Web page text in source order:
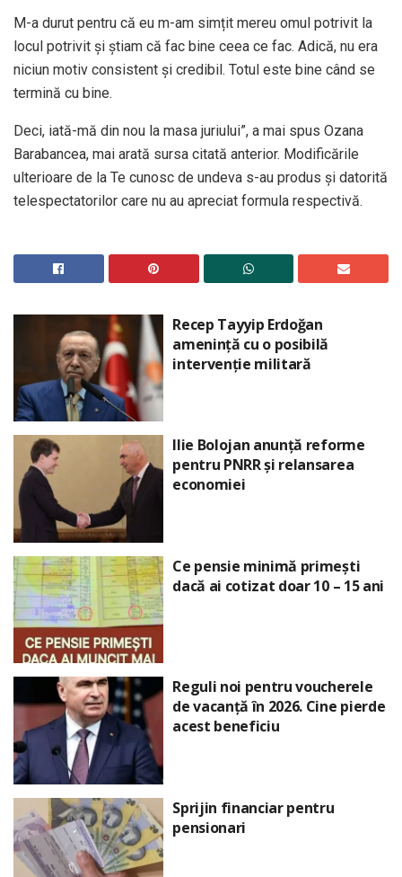
M-a durut pentru că eu m-am simțit mereu omul potrivit la
locul potrivit și știam că fac bine ceea ce fac. Adică, nu era
niciun motiv consistent și credibil. Totul este bine când se
termină cu bine.
Deci, iată-mă din nou la masa juriului”, a mai spus Ozana
Barabancea, mai arată sursa citată anterior. Modificările
ulterioare de la Te cunosc de undeva s-au produs și datorită
telespectatorilor care nu au apreciat formula respectivă.
Recep Tayyip Erdoğan
amenință cu o posibilă
intervenție militară
Ilie Bolojan anunță reforme
pentru PNRR și relansarea
economiei
Ce pensie minimă primești
dacă ai cotizat doar 10 – 15 ani
Reguli noi pentru voucherele
de vacanță în 2026. Cine pierde
acest beneficiu
Sprijin financiar pentru
pensionari